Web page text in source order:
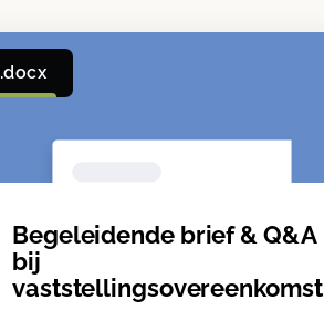
.docx
Begeleidende brief & Q&A
bij
vaststellingsovereenkomst